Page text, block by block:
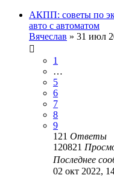
АКПП: советы по
авто с автоматом
Вячеслав » 31 июл
1
…
5
6
7
8
9
121 Ответы
120821
Последнее
02 окт 2022,